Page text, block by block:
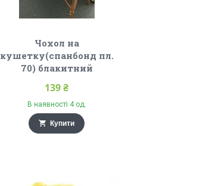
Чохол на
кушетку(спанбонд пл.
70) блакитний
139 ₴
В наявності 4 од.
Купити